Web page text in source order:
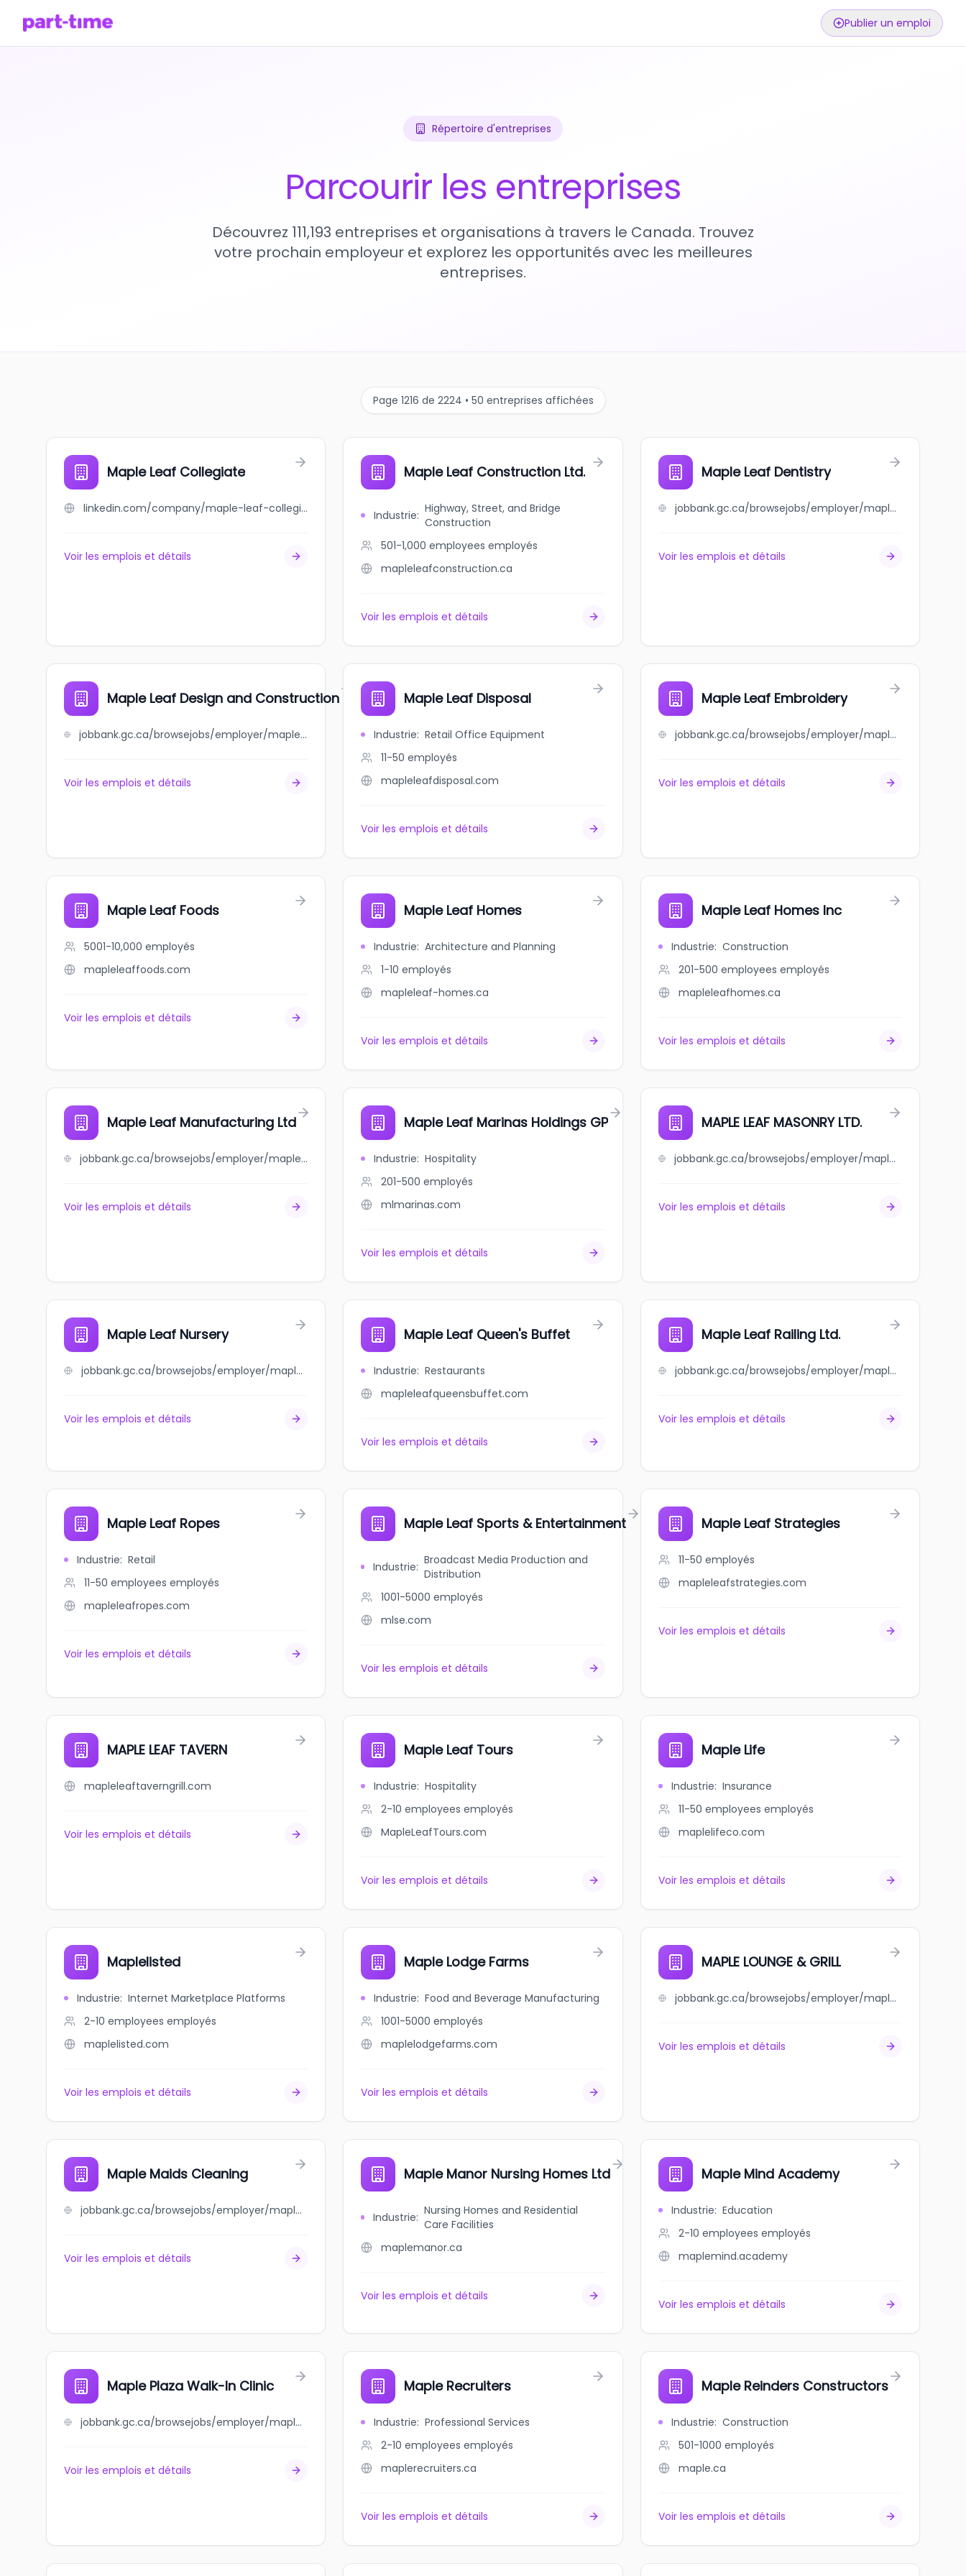
Publier un emploi
Répertoire d'entreprises
Parcourir les entreprises
Découvrez 111,193 entreprises et organisations à travers le Canada. Trouvez
votre prochain employeur et explorez les opportunités avec les meilleures
entreprises.
Page 1216 de 2224 • 50 entreprises affichées
Maple Leaf Collegiate
linkedin.com/company/maple-leaf-collegiate
Voir les emplois et détails
Maple Leaf Construction Ltd.
Industrie: Highway, Street, and Bridge
Construction
501-1,000 employees employés
mapleleafconstruction.ca
Voir les emplois et détails
Maple Leaf Dentistry
jobbank.gc.ca/browsejobs/employer/maple+leaf+dentistry/ca
Voir les emplois et détails
Maple Leaf Design and Construction
jobbank.gc.ca/browsejobs/employer/maple+leaf+design+and+construction/ca
Voir les emplois et détails
Maple Leaf Disposal
Industrie: Retail Office Equipment
11-50 employés
mapleleafdisposal.com
Voir les emplois et détails
Maple Leaf Embroidery
jobbank.gc.ca/browsejobs/employer/maple+leaf+embroidery/ca
Voir les emplois et détails
Maple Leaf Foods
5001-10,000 employés
mapleleaffoods.com
Voir les emplois et détails
Maple Leaf Homes
Industrie: Architecture and Planning
1-10 employés
mapleleaf-homes.ca
Voir les emplois et détails
Maple Leaf Homes Inc
Industrie: Construction
201-500 employees employés
mapleleafhomes.ca
Voir les emplois et détails
Maple Leaf Manufacturing Ltd
jobbank.gc.ca/browsejobs/employer/maple+leaf+manufacturing+ltd/ca
Voir les emplois et détails
Maple Leaf Marinas Holdings GP
Industrie: Hospitality
201-500 employés
mlmarinas.com
Voir les emplois et détails
MAPLE LEAF MASONRY LTD.
jobbank.gc.ca/browsejobs/employer/maple+leaf+masonry+ltd./ca
Voir les emplois et détails
Maple Leaf Nursery
jobbank.gc.ca/browsejobs/employer/maple+leaf+nursery/ca
Voir les emplois et détails
Maple Leaf Queen's Buffet
Industrie: Restaurants
mapleleafqueensbuffet.com
Voir les emplois et détails
Maple Leaf Railing Ltd.
jobbank.gc.ca/browsejobs/employer/maple+leaf+railing+ltd./ca
Voir les emplois et détails
Maple Leaf Ropes
Industrie: Retail
11-50 employees employés
mapleleafropes.com
Voir les emplois et détails
Maple Leaf Sports & Entertainment
Industrie: Broadcast Media Production and
Distribution
1001-5000 employés
mlse.com
Voir les emplois et détails
Maple Leaf Strategies
11-50 employés
mapleleafstrategies.com
Voir les emplois et détails
MAPLE LEAF TAVERN
mapleleaftaverngrill.com
Voir les emplois et détails
Maple Leaf Tours
Industrie: Hospitality
2-10 employees employés
MapleLeafTours.com
Voir les emplois et détails
Maple Life
Industrie: Insurance
11-50 employees employés
maplelifeco.com
Voir les emplois et détails
Maplelisted
Industrie: Internet Marketplace Platforms
2-10 employees employés
maplelisted.com
Voir les emplois et détails
Maple Lodge Farms
Industrie: Food and Beverage Manufacturing
1001-5000 employés
maplelodgefarms.com
Voir les emplois et détails
MAPLE LOUNGE & GRILL
jobbank.gc.ca/browsejobs/employer/maple+lounge+%26+grill/ca
Voir les emplois et détails
Maple Maids Cleaning
jobbank.gc.ca/browsejobs/employer/maple+maids+cleaning/ca
Voir les emplois et détails
Maple Manor Nursing Homes Ltd
Industrie: Nursing Homes and Residential
Care Facilities
maplemanor.ca
Voir les emplois et détails
Maple Mind Academy
Industrie: Education
2-10 employees employés
maplemind.academy
Voir les emplois et détails
Maple Plaza Walk-In Clinic
jobbank.gc.ca/browsejobs/employer/maple+plaza+walk-in+clinic/ca
Voir les emplois et détails
Maple Recruiters
Industrie: Professional Services
2-10 employees employés
maplerecruiters.ca
Voir les emplois et détails
Maple Reinders Constructors
Industrie: Construction
501-1000 employés
maple.ca
Voir les emplois et détails